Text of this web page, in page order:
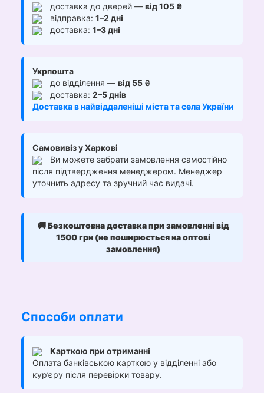
доставка до дверей — від 105 ₴
відправка: 1–2 дні
доставка: 1–3 дні
Укрпошта
до відділення — від 55 ₴
доставка: 2–5 днів
Доставка в найвіддаленіші міста та села України
Самовивіз у Харкові
Ви можете забрати замовлення самостійно
після підтвердження менеджером. Менеджер
уточнить адресу та зручний час видачі.
🚚Безкоштовна доставка при замовленні від
1500 грн (не поширюється на оптові
замовлення)
Способи оплати
Карткою при отриманні
Оплата банківською карткою у відділенні або
кур’єру після перевірки товару.